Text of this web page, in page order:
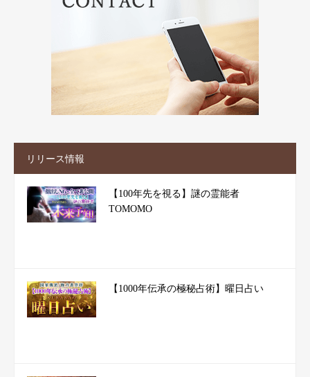
リリース情報
【100年先を視る】謎の霊能者
TOMOMO
【1000年伝承の極秘占術】曜日占い